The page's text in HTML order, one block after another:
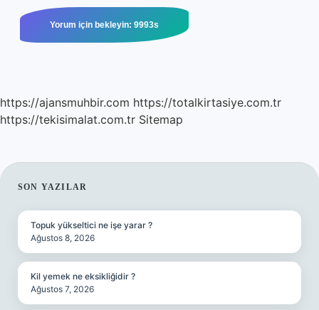
https://ajansmuhbir.com https://totalkirtasiye.com.tr
https://tekisimalat.com.tr Sitemap
SIDEBAR
SON YAZILAR
Topuk yükseltici ne işe yarar ?
Ağustos 8, 2026
Kil yemek ne eksikliğidir ?
Ağustos 7, 2026